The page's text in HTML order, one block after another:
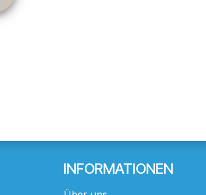
INFORMATIONEN